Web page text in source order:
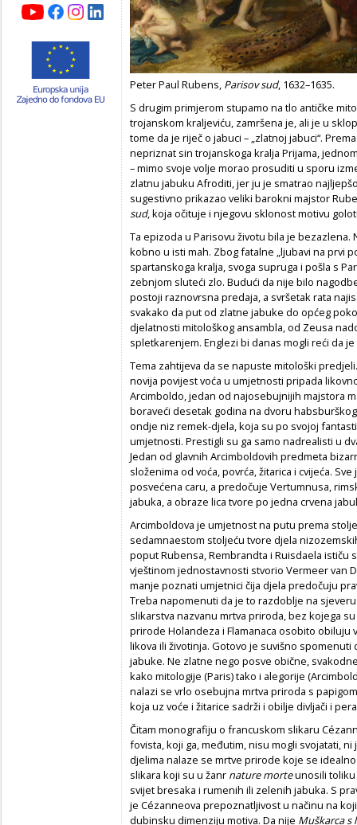
Peter Paul Rubens, Parisov sud, 1632–1635.
S drugim primjerom stupamo na tlo antičke
trojanskom kraljeviću, zamršena je, ali je u
tome da je riječ o jabuci – „zlatnoj jabuci“.
nepriznat sin trojanskoga kralja Prijama,
– mimo svoje volje morao prosuditi u sporu
zlatnu jabuku Afroditi, jer ju je smatrao
sugestivno prikazao veliki barokni majstor
sud, koja očituje i njegovu sklonost motivu
Ta epizoda u Parisovu životu bila je
kobno u isti mah. Zbog fatalne „ljubavi na prvi
spartanskoga kralja, svoga supruga i pošla s
zebnjom sluteći zlo. Budući da nije bilo
postoji raznovrsna predaja, a svršetak rata
svakako da put od zlatne jabuke do općeg
djelatnosti mitološkog ansambla, od Zeusa
spletkarenjem. Englezi bi danas mogli reći da
Tema zahtijeva da se napuste mitološki
novija povijest voća u umjetnosti pripada
Arcimboldo, jedan od najosebujnijih majstora
boraveći desetak godina na dvoru
ondje niz remek-djela, koja su po svojoj
umjetnosti. Prestigli su ga samo nadrealisti u
Jedan od glavnih Arcimboldovih predmeta
složenima od voća, povrća, žitarica i cvijeća.
posvećena caru, a predočuje Vertumnusa,
jabuka, a obraze lica tvore po jedna crvena
Arcimboldova je umjetnost na putu prema
sedamnaestom stoljeću tvore djela
poput Rubensa, Rembrandta i Ruisdaela ističu
vještinom jednostavnosti stvorio Vermeer van
manje poznati umjetnici čija djela predočuju
Treba napomenuti da je to razdoblje na
slikarstva nazvanu mrtva priroda, bez kojega
prirode Holandeza i Flamanaca osobito obiluju
likova ili životinja. Gotovo je suvišno
jabuke. Ne zlatne nego posve obične,
kako mitologije (Paris) tako i alegorije
nalazi se vrlo osebujna mrtva priroda s
koja uz voće i žitarice sadrži i obilje divljači i
Čitam monografiju o francuskom slikaru
fovista, koji ga, međutim, nisu mogli svojatati,
djelima nalaze se mrtve prirode koje se
slikara koji su u žanr nature morteunosili toliku
svijet bresaka i rumenih ili zelenih jabuka. S
je Cézanneova prepoznatljivost u načinu na
dubinsku dimenziju motiva. Da nije Muškarca s